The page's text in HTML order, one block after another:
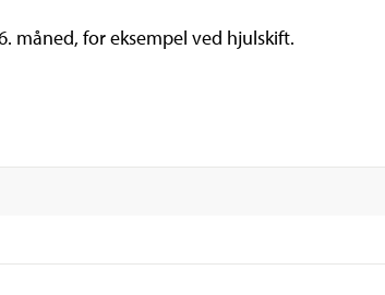
måned, for eksempel ved hjulskift.